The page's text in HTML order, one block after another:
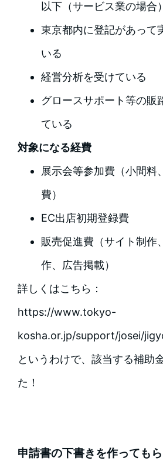
以下（サービス業の場合）
東京都内に登記があって
いる
経営分析を受けている
グロースサポート等の販
ている
対象になる経費
展示会等参加費（小間料
費）
EC出店初期登録費
販売促進費（サイト制作
作、広告掲載）
詳しくはこちら：
https://www.tokyo-
kosha.or.jp/support/josei/
というわけで、該当する補助
た！
申請書の下書きを作っても